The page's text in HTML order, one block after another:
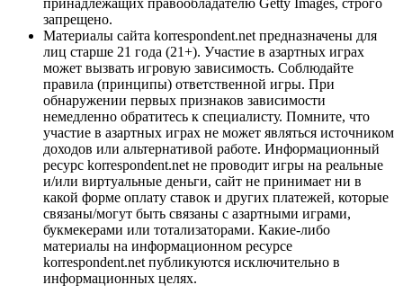
запрещено.
Материалы сайта korrespondent.net предназначены для
лиц старше 21 года (21+). Участие в азартных играх
может вызвать игровую зависимость. Соблюдайте
правила (принципы) ответственной игры. При
обнаружении первых признаков зависимости
немедленно обратитесь к специалисту. Помните, что
участие в азартных играх не может являться источником
доходов или альтернативой работе. Информационный
ресурс korrespondent.net не проводит игры на реальные
и/или виртуальные деньги, сайт не принимает ни в
какой форме оплату ставок и других платежей, которые
связаны/могут быть связаны с азартными играми,
букмекерами или тотализаторами. Какие-либо
материалы на информационном ресурсе
korrespondent.net публикуются исключительно в
информационных целях.